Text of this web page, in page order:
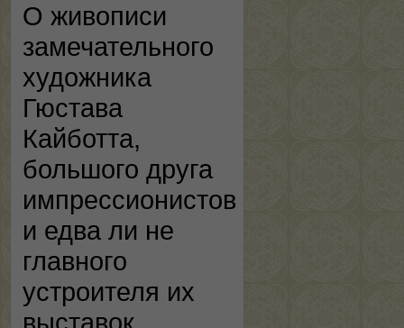
О живописи
замечательного
художника
Гюстава
Кайботта,
большого друга
импрессионистов
и едва ли не
главного
устроителя их